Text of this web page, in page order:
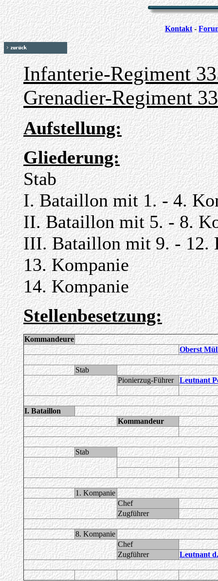
Kontakt -
Infanterie-Regiment
Grenadier-Regiment
Aufstellung:
Gliederung:
Stab
I. Bataillon mit 1. - 4.
II. Bataillon mit 5. - 8.
III. Bataillon mit 9. - 12.
13. Kompanie
14. Kompanie
Stellenbesetzung:
Kommandeure
Oberst
Stab
Pionierzug-Führer
Leutnant
I. Bataillon
Kommandeur
Stab
1. Kompanie
Chef
Zugführer
8. Kompanie
Chef
Zugführer
Leutnant